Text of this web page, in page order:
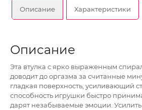
Описание Характеристики
Описание
Эта втулка с ярко выраженным
доводит до оргазма за считанные
гладкая поверхность, усиливающий
способность игрушки быстро
дарят незабываемые эмоции.